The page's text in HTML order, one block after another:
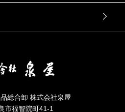
総合卸 株式会社泉屋
市福智院町41-1